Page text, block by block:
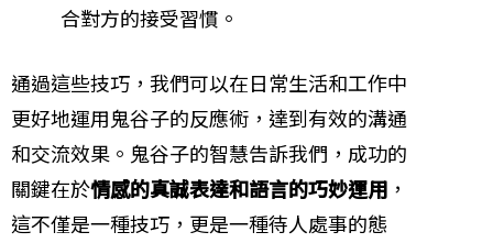
合對方的接受習慣。
通過這些技巧，我們可以在日常生活和工作中
更好地運用鬼谷子的反應術，達到有效的溝通
和交流效果。鬼谷子的智慧告訴我們，成功的
關鍵在於情感的真誠表達和語言的巧妙運用 ，
這不僅是一種技巧，更是一種待人處事的態